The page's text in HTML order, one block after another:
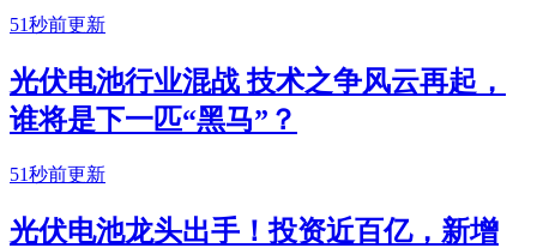
51秒前更新
光伏电池行业混战 技术之争风云再起，
谁将是下一匹“黑马”？
51秒前更新
光伏电池龙头出手！投资近百亿，新增